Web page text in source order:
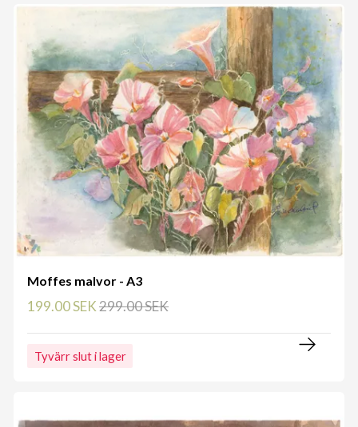
Moffes malvor - A3
199.00 SEK299.00 SEK
Tyvärr slut i lager